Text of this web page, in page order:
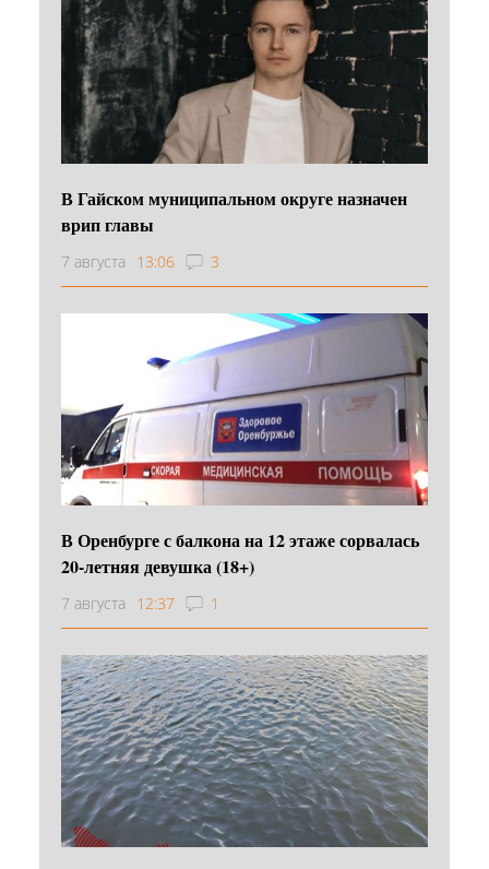
В Гайском муниципальном округе назначен
врип главы
7 августа 13:06 3
В Оренбурге с балкона на 12 этаже сорвалась
20-летняя девушка (18+)
7 августа 12:37 1